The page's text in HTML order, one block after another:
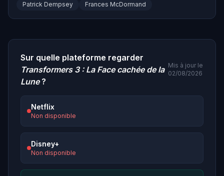
Patrick Dempsey
Frances McDormand
Sur quelle plateforme regarder
Transformers 3 : La Face cachée de la
Lune?
Mis à jour le
02/08/2026
Netflix
Non disponible
Disney+
Non disponible